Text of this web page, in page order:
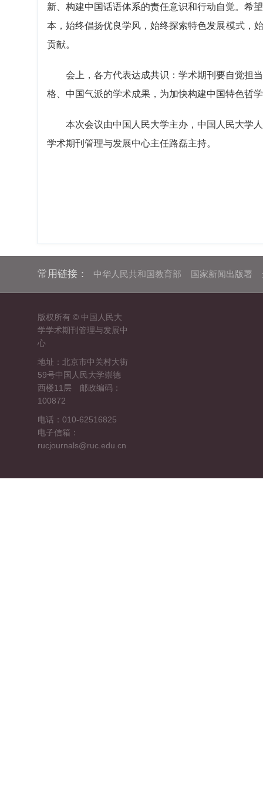
新、构建中国话语体系的责任意识和行动自觉。希
本，始终倡扬优良学风，始终探索特色发展模式，
贡献。
会上，各方代表达成共识：学术期刊要自觉担
格、中国气派的学术成果，为加快构建中国特色哲
本次会议由中国人民大学主办，中国人民大学
学术期刊管理与发展中心主任路磊主持。
常用链接： 中华人民共和国教育部 国家新闻出版署
版权所有 © 中国人民大
学学术期刊管理与发展中
心
地址：北京市中关村大街
59号中国人民大学崇德
西楼11层 邮政编码：
100872
电话：010-62516825
电子信箱：
rucjournals@ruc.edu.cn